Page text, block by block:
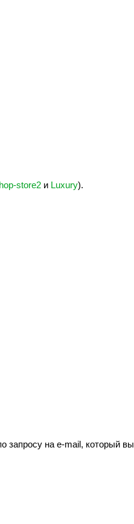
store2 и Luxury).
на e-mail, который